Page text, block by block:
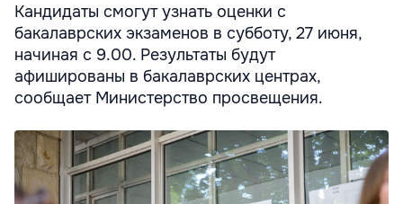
Кандидаты смогут узнать оценки с
бакалаврских экзаменов в субботу, 27 июня,
начиная с 9.00. Результаты будут
афишированы в бакалаврских центрах,
сообщает Министерство просвещения.